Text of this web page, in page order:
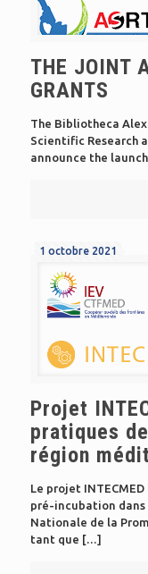
THE JOINT
GRANTS
The Bibliotheca
Scientific Research
announce the
1 octobre 2021
Projet
pratiques
région
Le projet
pré-incubation dans
Nationale de la
tant que […]